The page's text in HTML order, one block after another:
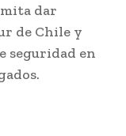
dar
de Chile y
seguridad en